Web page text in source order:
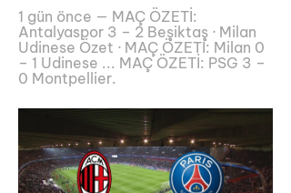
1 gün önce — MAÇ ÖZETİ:
Antalyaspor 3 – 2 Beşiktaş · Milan
Udinese Özet · MAÇ ÖZETİ: Milan 0
– 1 Udinese ... MAÇ ÖZETİ: PSG 3 –
0 Montpellier.